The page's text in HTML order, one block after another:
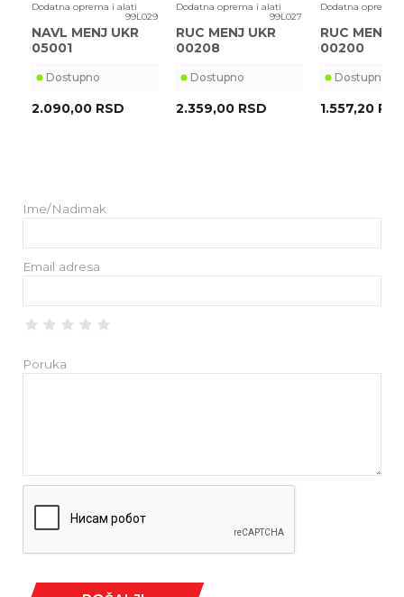
Dodatna oprema i alati
99L029
NAVL MENJ UKR
05001
Dostupno
2.090,00 RSD
Dodatna oprema i alati
99L027
RUC MENJ UKR
00208
Dostupno
2.359,00 RSD
Dodatna oprema
RUC MENJ
00200
Dostupno
1.557,20
Ime/Nadimak
Email adresa
Poruka